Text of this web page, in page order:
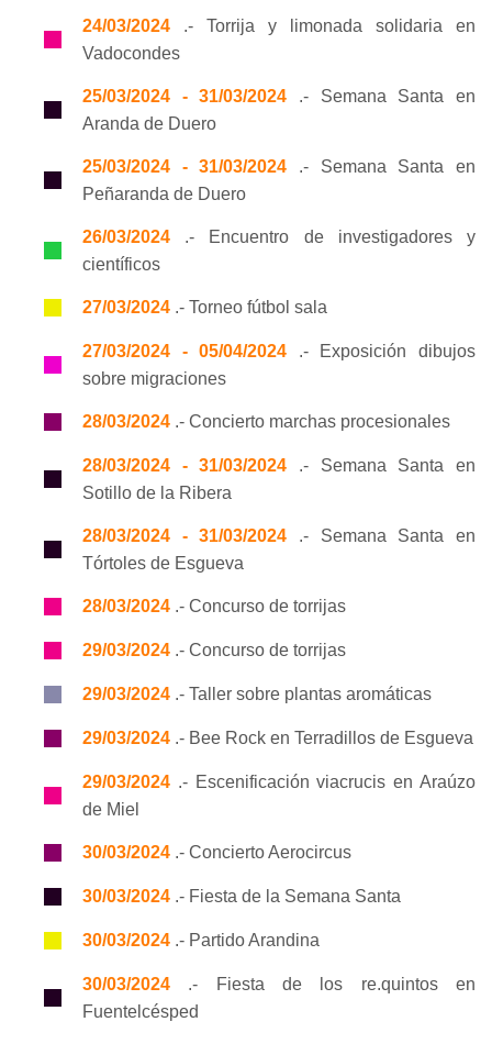
24/03/2024 .- Torrija y limonada solidaria en
Vadocondes
25/03/2024 - 31/03/2024 .- Semana Santa en
Aranda de Duero
25/03/2024 - 31/03/2024 .- Semana Santa en
Peñaranda de Duero
26/03/2024 .- Encuentro de investigadores y
científicos
27/03/2024 .- Torneo fútbol sala
27/03/2024 - 05/04/2024 .- Exposición dibujos
sobre migraciones
28/03/2024 .- Concierto marchas procesionales
28/03/2024 - 31/03/2024 .- Semana Santa en
Sotillo de la Ribera
28/03/2024 - 31/03/2024 .- Semana Santa en
Tórtoles de Esgueva
28/03/2024 .- Concurso de torrijas
29/03/2024 .- Concurso de torrijas
29/03/2024 .- Taller sobre plantas aromáticas
29/03/2024 .- Bee Rock en Terradillos de Esgueva
29/03/2024 .- Escenificación viacrucis en Araúzo
de Miel
30/03/2024 .- Concierto Aerocircus
30/03/2024 .- Fiesta de la Semana Santa
30/03/2024 .- Partido Arandina
30/03/2024 .- Fiesta de los re.quintos en
Fuentelcésped